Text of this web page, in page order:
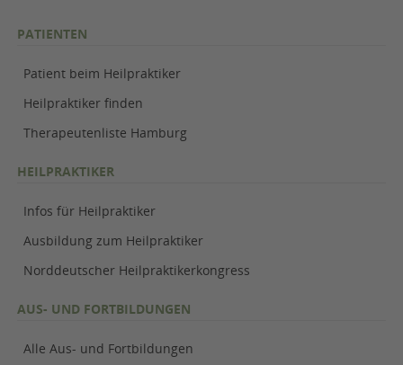
PATIENTEN
Patient beim Heilpraktiker
Heilpraktiker finden
Therapeutenliste Hamburg
HEILPRAKTIKER
Infos für Heilpraktiker
Ausbildung zum Heilpraktiker
Norddeutscher Heilpraktikerkongress
AUS- UND FORTBILDUNGEN
Alle Aus- und Fortbildungen